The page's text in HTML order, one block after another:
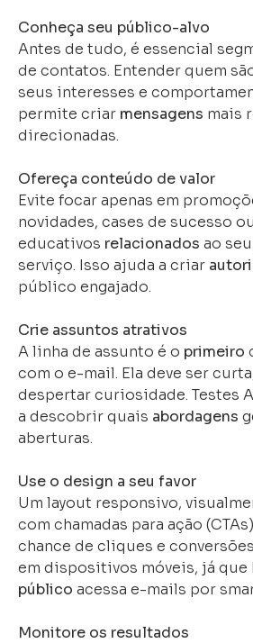
Conheça seu público-alvo
Antes de tudo, é essencial
de contatos. Entender quem
seus interesses e
permite criar mensagens mais
direcionadas.
Ofereça conteúdo de valor
Evite focar apenas em
novidades, cases de sucesso
educativos relacionados ao
serviço. Isso ajuda a criar
público engajado.
Crie assuntos atrativos
A linha de assunto é o primeiro
com o e-mail. Ela deve ser
despertar curiosidade. Testes
a descobrir quais abordagens
aberturas.
Use o design a seu favor
Um layout responsivo,
com chamadas para ação
chance de cliques e
em dispositivos móveis, já que
público acessa e-mails por
Monitore os resultados